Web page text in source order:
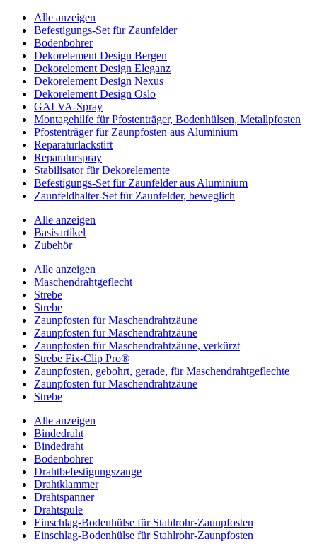
Alle anzeigen
Befestigungs-Set für Zaunfelder
Bodenbohrer
Dekorelement Design Bergen
Dekorelement Design Eleganz
Dekorelement Design Nexus
Dekorelement Design Oslo
GALVA-Spray
Montagehilfe für Pfostenträger, Bodenhülsen, Metallpfosten
Pfostenträger für Zaunpfosten aus Aluminium
Reparaturlackstift
Reparaturspray
Stabilisator für Dekorelemente
Befestigungs-Set für Zaunfelder aus Aluminium
Zaunfeldhalter-Set für Zaunfelder, beweglich
Alle anzeigen
Basisartikel
Zubehör
Alle anzeigen
Maschendrahtgeflecht
Strebe
Strebe
Zaunpfosten für Maschendrahtzäune
Zaunpfosten für Maschendrahtzäune
Zaunpfosten für Maschendrahtzäune, verkürzt
Strebe Fix-Clip Pro®
Zaunpfosten, gebohrt, gerade, für Maschendrahtgeflechte
Zaunpfosten für Maschendrahtzäune
Strebe
Alle anzeigen
Bindedraht
Bindedraht
Bodenbohrer
Drahtbefestigungszange
Drahtklammer
Drahtspanner
Drahtspule
Einschlag-Bodenhülse für Stahlrohr-Zaunpfosten
Einschlag-Bodenhülse für Stahlrohr-Zaunpfosten